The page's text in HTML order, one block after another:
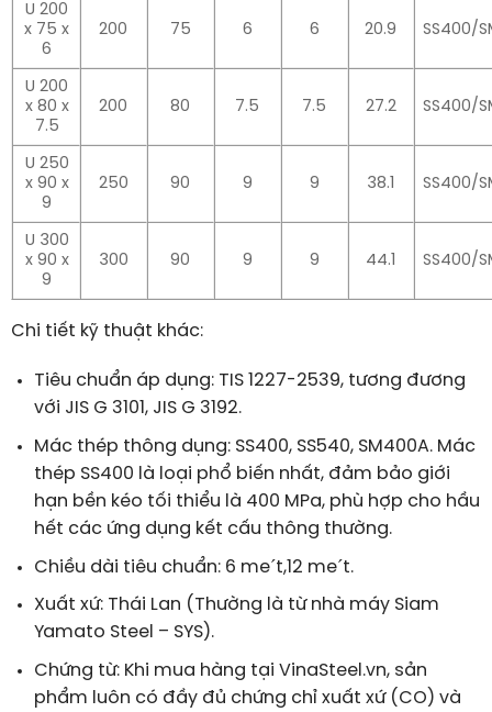
U 200
x 75 x
6
200 75 6 6 20.9 SS400/
U 200
x 80 x
7.5
200 80 7.5 7.5 27.2 SS400/
U 250
x 90 x
9
250 90 9 9 38.1 SS400/
U 300
x 90 x
9
300 90 9 9 44.1 SS400/
Chi tiết kỹ thuật khác:
Tiêu chuẩn áp dụng: TIS 1227-2539, tương đương
với JIS G 3101, JIS G 3192.
Mác thép thông dụng: SS400, SS540, SM400A. Mác
thép SS400 là loại phổ biến nhất, đảm bảo giới
hạn bền kéo tối thiểu là 400 MPa, phù hợp cho hầu
hết các ứng dụng kết cấu thông thường.
Chiều dài tiêu chuẩn: 6 meˊt,12 meˊt.
Xuất xứ: Thái Lan (Thường là từ nhà máy Siam
Yamato Steel – SYS).
Chứng từ: Khi mua hàng tại VinaSteel.vn, sản
phẩm luôn có đầy đủ chứng chỉ xuất xứ ( CO) và